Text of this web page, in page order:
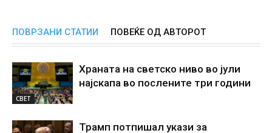
ПОВРЗАНИ СТАТИИ ПОВЕЌЕ ОД АВТОРОТ
СВЕТ
Храната на светско ниво во јули
најскапа во послените три години
Трамп потпишал укази за